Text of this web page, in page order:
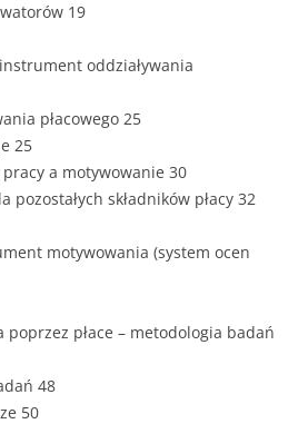
19
instrument oddziaływania
płacowego 25
25
a motywowanie 30
pozostałych składników płacy 32
motywowania (system ocen
poprzez płace – metodologia badań
48
50